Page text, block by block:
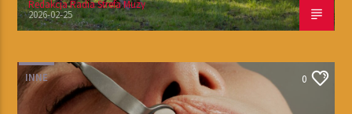
Redakcja Radia Strefa Muzy
2026-02-25
INNE 0